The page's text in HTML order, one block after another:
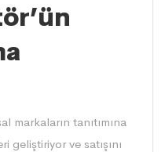
markaların tanıtımına
ve satışını